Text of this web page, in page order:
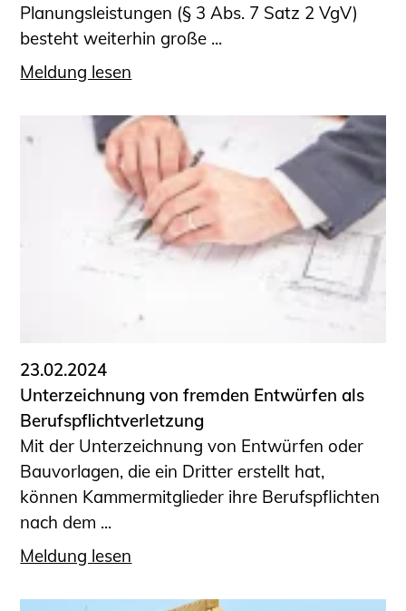
Planungsleistungen (§ 3 Abs. 7 Satz 2 VgV)
besteht weiterhin große ...
Meldung lesen
23.02.2024
Unterzeichnung von fremden Entwürfen als
Berufspflichtverletzung
Mit der Unterzeichnung von Entwürfen oder
Bauvorlagen, die ein Dritter erstellt hat,
können Kammermitglieder ihre Berufspflichten
nach dem ...
Meldung lesen